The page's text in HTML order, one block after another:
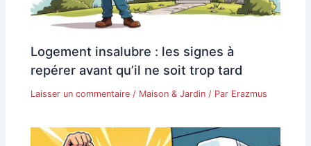
Logement insalubre : les signes à
repérer avant qu’il ne soit trop tard
Laisser un commentaire / Maison & Jardin / Par Erazmus